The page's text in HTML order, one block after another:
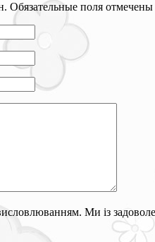
Обязательные поля отмечены
Ми із